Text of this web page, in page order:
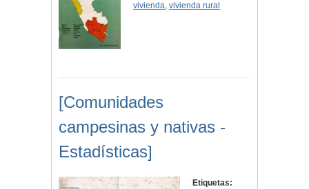
vivienda,vivienda rural
[Comunidades
campesinas y nativas -
Estadísticas]
Etiquetas: